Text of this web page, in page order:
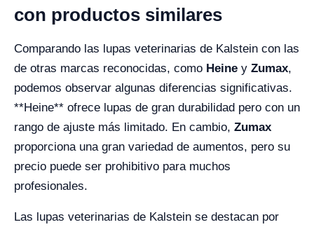
con productos similares
Comparando las lupas veterinarias de Kalstein con las
de otras marcas reconocidas, como Heine y Zumax,
podemos observar algunas diferencias significativas.
**Heine** ofrece lupas de gran durabilidad pero con un
rango de ajuste más limitado. En cambio, Zumax
proporciona una gran variedad de aumentos, pero su
precio puede ser prohibitivo para muchos
profesionales.
Las lupas veterinarias de Kalstein se destacan por